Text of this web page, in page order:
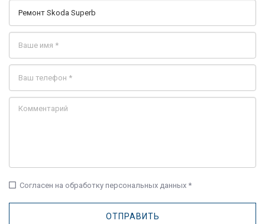
check_box_outline_blank Согласен на обработку персональных данных *